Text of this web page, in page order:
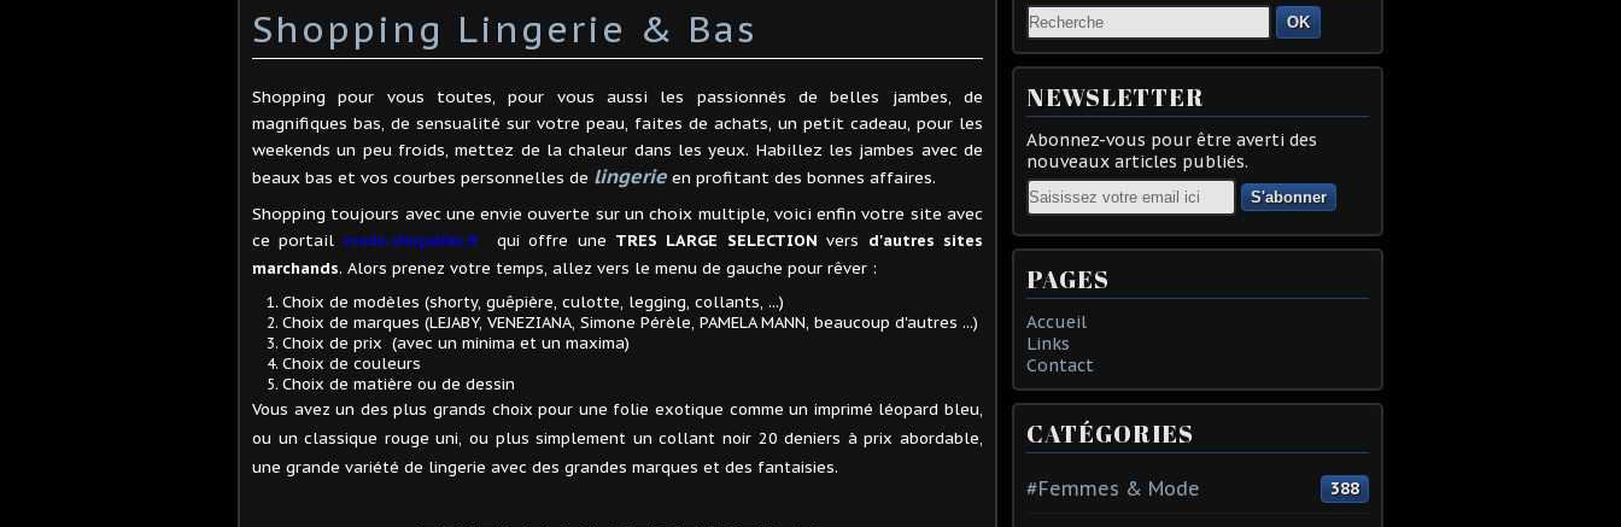
Shopping Lingerie & Bas
Shopping pour vous toutes, pour vous aussi les passionnés de belles jambes, de
magnifiques bas, de sensualité sur votre peau, faites de achats, un petit cadeau, pour les
weekends un peu froids, mettez de la chaleur dans les yeux. Habillez les jambes avec de
beaux bas et vos courbes personnelles de lingerie en profitant des bonnes affaires.
Shopping toujours avec une envie ouverte sur un choix multiple, voici enfin votre site avec
ce portail mode.shopalike.fr qui offre une TRES LARGE SELECTION vers d'autres sites
marchands. Alors prenez votre temps, allez vers le menu de gauche pour rêver :
Choix de modèles (shorty, guêpière, culotte, legging, collants, ...)
Choix de marques (LEJABY, VENEZIANA, Simone Pérèle, PAMELA MANN, beaucoup d'autres ...)
Choix de prix (avec un minima et un maxima)
Choix de couleurs
Choix de matière ou de dessin
Vous avez un des plus grands choix pour une folie exotique comme un imprimé léopard bleu,
ou un classique rouge uni, ou plus simplement un collant noir 20 deniers à prix abordable,
une grande variété de lingerie avec des grandes marques et des fantaisies.
OK
NEWSLETTER
Abonnez-vous pour être averti des
nouveaux articles publiés.
Email
PAGES
Accueil
Links
Contact
CATÉGORIES
#Femmes & Mode 388